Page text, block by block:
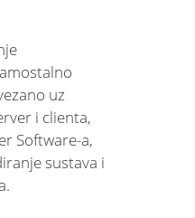
uz
i clienta,
Software-a,
sustava i